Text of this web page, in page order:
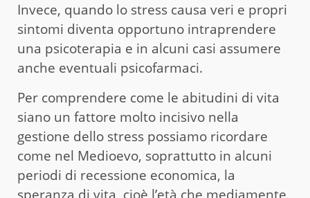
Invece, quando lo stress causa veri e propri
sintomi diventa opportuno intraprendere
una psicoterapia e in alcuni casi assumere
anche eventuali psicofarmaci.
Per comprendere come le abitudini di vita
siano un fattore molto incisivo nella
gestione dello stress possiamo ricordare
come nel Medioevo, soprattutto in alcuni
periodi di recessione economica, la